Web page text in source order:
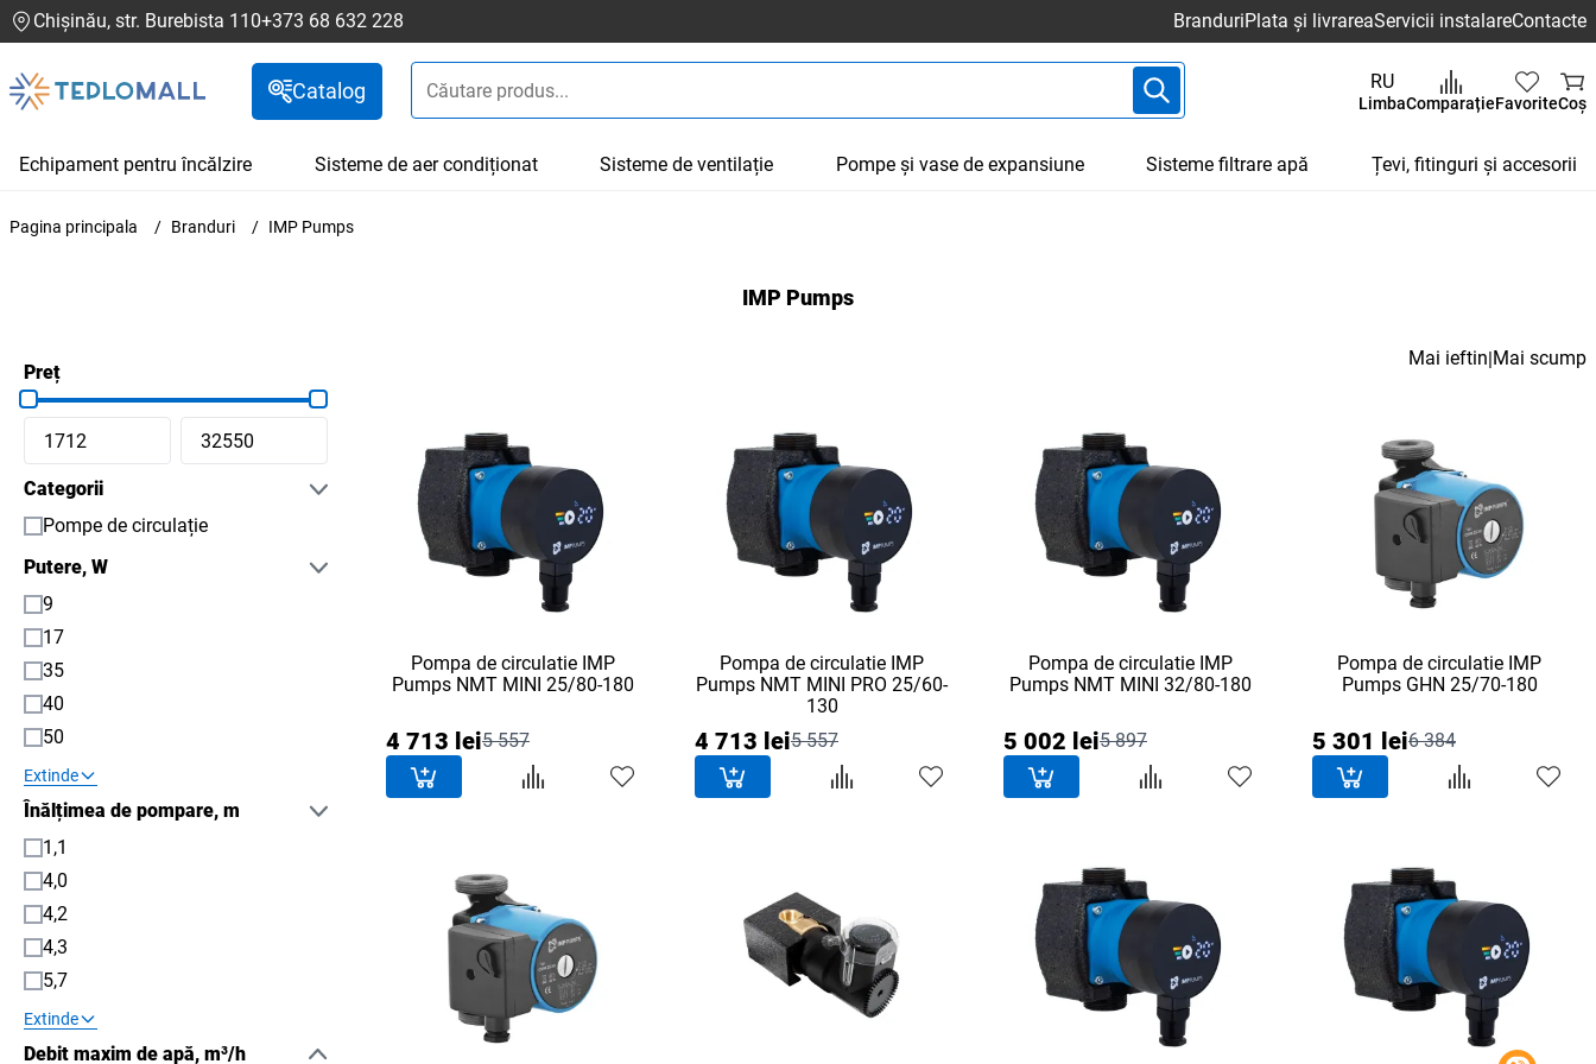
Chișinău, str. Burebista 110+373 68 632 228 BranduriPlata și livrareaServicii instalareContacte
Catalog RU
LimbaComparațieFavoriteCoș
Echipament pentru încălzire Sisteme de aer condiționat Sisteme de ventilație Pompe și vase de expansiune Sisteme filtrare apă Țevi, fitinguri și accesorii
Pagina principala Branduri IMP Pumps
IMP Pumps
Preț
Categorii
Pompe de circulație
Putere, W
9
17
35
40
50
Extinde
Înălțimea de pompare, m
1,1
4,0
4,2
4,3
5,7
Extinde
Debit maxim de apă, m³/h
Mai ieftin|Mai scump
Pompa de circulatie IMP
Pumps NMT MINI 25/80-180
4 713 lei5 557
Pompa de circulatie IMP
Pumps NMT MINI PRO 25/60-
130
4 713 lei5 557
Pompa de circulatie IMP
Pumps NMT MINI 32/80-180
5 002 lei5 897
Pompa de circulatie IMP
Pumps GHN 25/70-180
5 301 lei6 384